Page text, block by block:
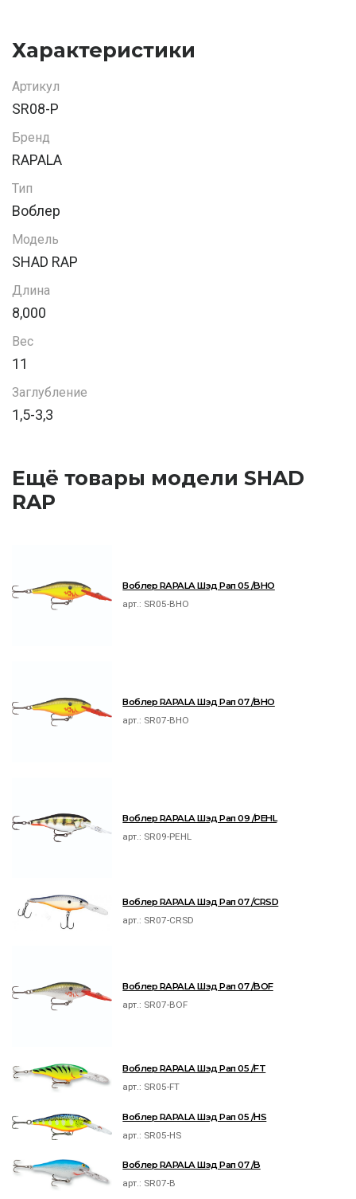
Характеристики
Артикул
SR08-P
Бренд
RAPALA
Тип
Воблер
Модель
SHAD RAP
Длина
8,000
Вес
11
Заглубление
1,5-3,3
Ещё товары модели SHAD
RAP
Воблер RAPALA Шэд Рап 05 /BHO
арт.: SR05-BHO
Воблер RAPALA Шэд Рап 07 /BHO
арт.: SR07-BHO
Воблер RAPALA Шэд Рап 09 /PEHL
арт.: SR09-PEHL
Воблер RAPALA Шэд Рап 07 /CRSD
арт.: SR07-CRSD
Воблер RAPALA Шэд Рап 07 /BOF
арт.: SR07-BOF
Воблер RAPALA Шэд Рап 05 /FT
арт.: SR05-FT
Воблер RAPALA Шэд Рап 05 /HS
арт.: SR05-HS
Воблер RAPALA Шэд Рап 07 /B
арт.: SR07-B